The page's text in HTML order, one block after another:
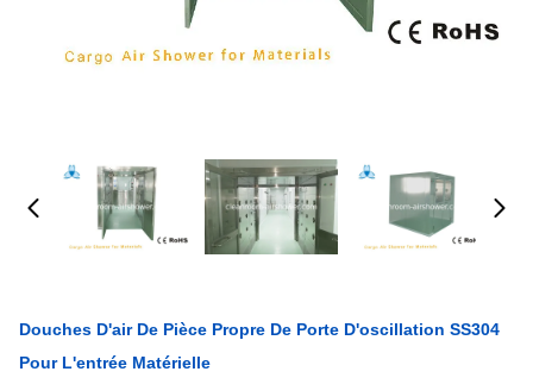
Douches D'air De Pièce Propre De Porte D'oscillation SS304
Pour L'entrée Matérielle